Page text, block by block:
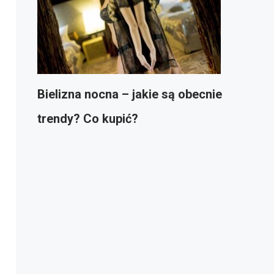
Bielizna nocna – jakie są obecnie
trendy? Co kupić?